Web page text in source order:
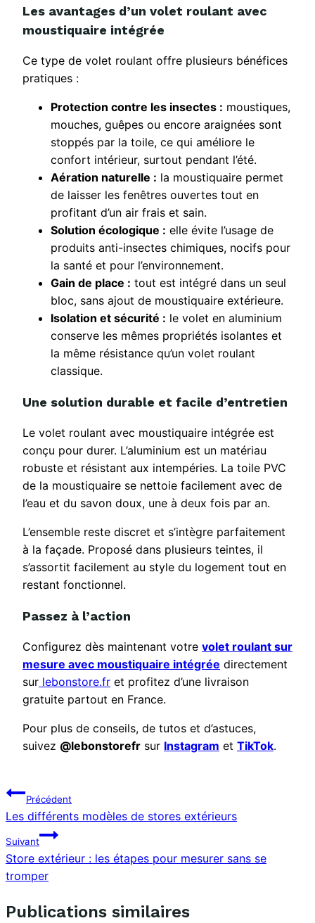
Les avantages d’un volet roulant avec
moustiquaire intégrée
Ce type de volet roulant offre plusieurs bénéfices
pratiques :
Protection contre les insectes : moustiques,
mouches, guêpes ou encore araignées sont
stoppés par la toile, ce qui améliore le
confort intérieur, surtout pendant l’été.
Aération naturelle : la moustiquaire permet
de laisser les fenêtres ouvertes tout en
profitant d’un air frais et sain.
Solution écologique : elle évite l’usage de
produits anti-insectes chimiques, nocifs pour
la santé et pour l’environnement.
Gain de place : tout est intégré dans un seul
bloc, sans ajout de moustiquaire extérieure.
Isolation et sécurité : le volet en aluminium
conserve les mêmes propriétés isolantes et
la même résistance qu’un volet roulant
classique.
Une solution durable et facile d’entretien
Le volet roulant avec moustiquaire intégrée est
conçu pour durer. L’aluminium est un matériau
robuste et résistant aux intempéries. La toile PVC
de la moustiquaire se nettoie facilement avec de
l’eau et du savon doux, une à deux fois par an.
L’ensemble reste discret et s’intègre parfaitement
à la façade. Proposé dans plusieurs teintes, il
s’assortit facilement au style du logement tout en
restant fonctionnel.
Passez à l’action
Configurez dès maintenant votre volet roulant sur
mesure avec moustiquaire intégrée directement
sur lebonstore.fr et profitez d’une livraison
gratuite partout en France.
Pour plus de conseils, de tutos et d’astuces,
suivez @lebonstorefr sur Instagram et TikTok.
Navigation
de
l’article
Précédent
Les différents modèles de stores extérieurs
Suivant
Store extérieur : les étapes pour mesurer sans se
tromper
Publications similaires